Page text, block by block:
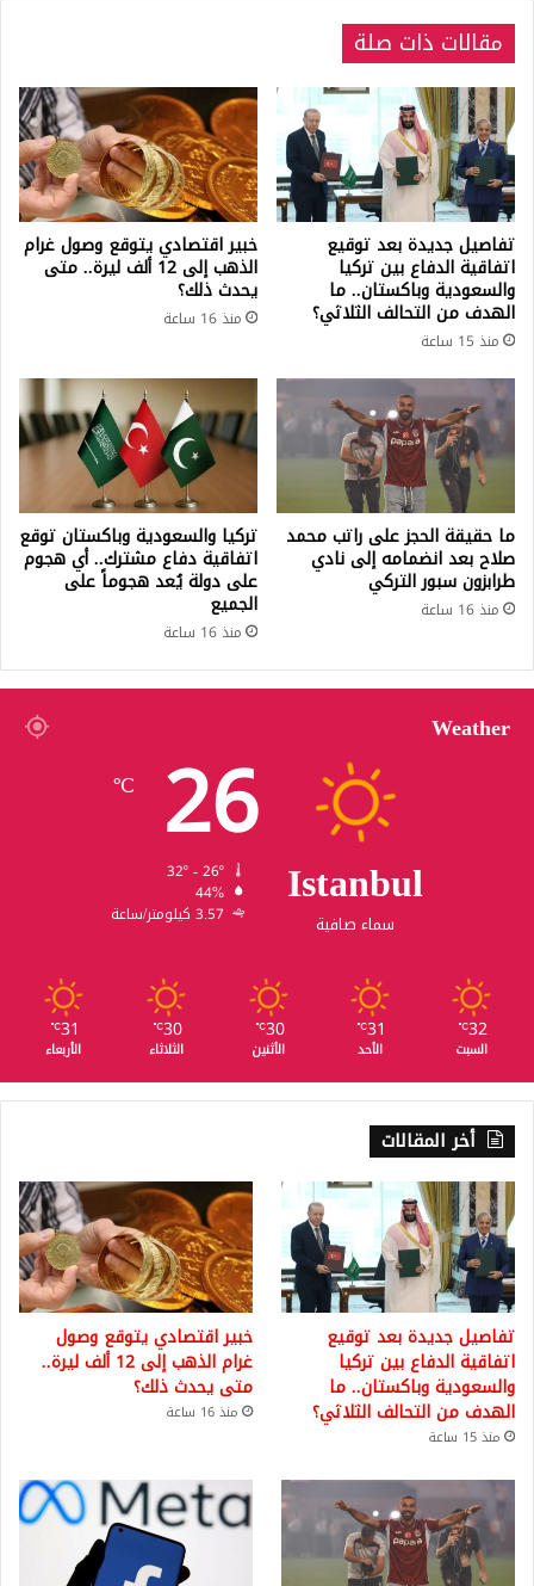
مقالات ذات صلة
تفاصيل جديدة بعد توقيع
اتفاقية الدفاع بين تركيا
والسعودية وباكستان.. ما
الهدف من التحالف الثلاثي؟
منذ 15 ساعة
خبير اقتصادي يتوقع وصول غرام
الذهب إلى 12 ألف ليرة.. متى
يحدث ذلك؟
منذ 16 ساعة
ما حقيقة الحجز على راتب محمد
صلاح بعد انضمامه إلى نادي
طرابزون سبور التركي
منذ 16 ساعة
تركيا والسعودية وباكستان توقع
اتفاقية دفاع مشترك.. أي هجوم
على دولة يُعد هجوماً على
الجميع
منذ 16 ساعة
Weather
Istanbul
سماء صافية
26
℃
44%
3.57 كيلومتر/ساعة
32
℃
السبت
31
℃
الأحد
30
℃
الأثنين
30
℃
الثلاثاء
31
℃
الأربعاء
أخر المقالات
تفاصيل جديدة بعد توقيع
اتفاقية الدفاع بين تركيا
والسعودية وباكستان.. ما
الهدف من التحالف الثلاثي؟
منذ 15 ساعة
خبير اقتصادي يتوقع وصول
غرام الذهب إلى 12 ألف ليرة..
متى يحدث ذلك؟
منذ 16 ساعة